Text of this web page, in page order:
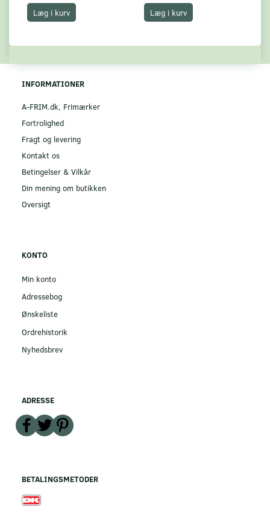
Læg i kurv Læg i kurv
INFORMATIONER
A-FRIM.dk, Frimærker
Fortrolighed
Fragt og levering
Kontakt os
Betingelser & Vilkår
Din mening om butikken
Oversigt
KONTO
Min konto
Adressebog
Ønskeliste
Ordrehistorik
Nyhedsbrev
ADRESSE
BETALINGSMETODER